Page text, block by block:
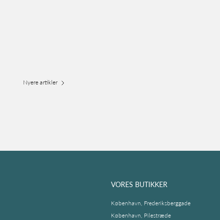
Nyere artikler
VORES BUTIKKER
København, Frederiksberggade
København, Pilestræde